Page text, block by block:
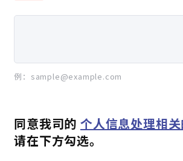
例：sample@example.com
同意我司的 个人信息处理相
请在下方勾选。